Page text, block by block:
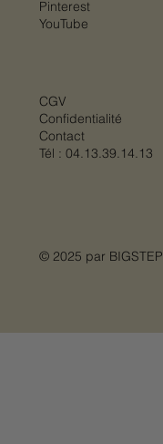
CGV
Confidentialité
Contact
Tél : 04.13.39.14.13
Pinterest
YouTube
© 2025 par BIGSTEP